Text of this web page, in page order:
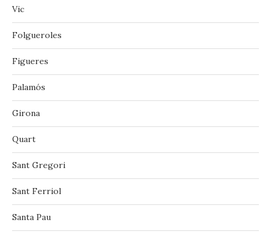
Vic
‪‎Folgueroles‬
Figueres
Palamós
Girona
Quart
Sant Gregori
Sant Ferriol
Santa Pau